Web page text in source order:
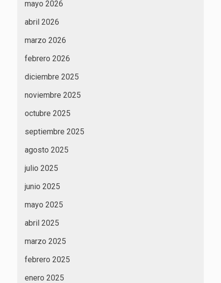
mayo 2026
abril 2026
marzo 2026
febrero 2026
diciembre 2025
noviembre 2025
octubre 2025
septiembre 2025
agosto 2025
julio 2025
junio 2025
mayo 2025
abril 2025
marzo 2025
febrero 2025
enero 2025